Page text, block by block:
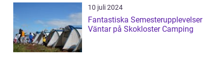
10 juli 2024
Fantastiska Semesterupplevelser
Väntar på Skokloster Camping